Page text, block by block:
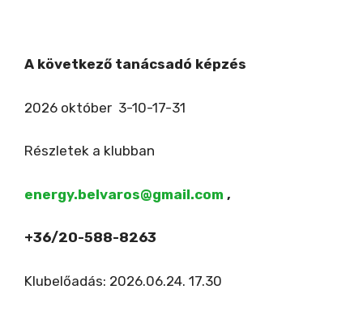
A következő tanácsadó képzés
2026 október 3-10-17-31
Részletek a klubban
energy.belvaros@gmail.com ,
+36/20-588-8263
Klubelőadás: 2026.06.24. 17.30